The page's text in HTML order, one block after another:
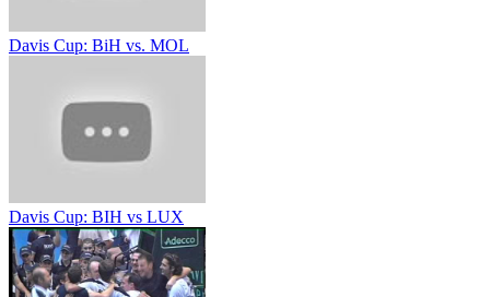
Davis Cup: BiH vs. MOL
Davis Cup: BIH vs LUX